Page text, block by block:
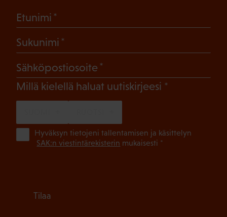
Etunimi
Sukunimi
Sähköpostiosoite
Millä kielellä haluat uutiskirjeesi (Pakollinen)
Hyväksyn tietojeni tallentamisen ja käsittelyn
SAK:n viestintärekisterin mukaisesti *
Tilaa